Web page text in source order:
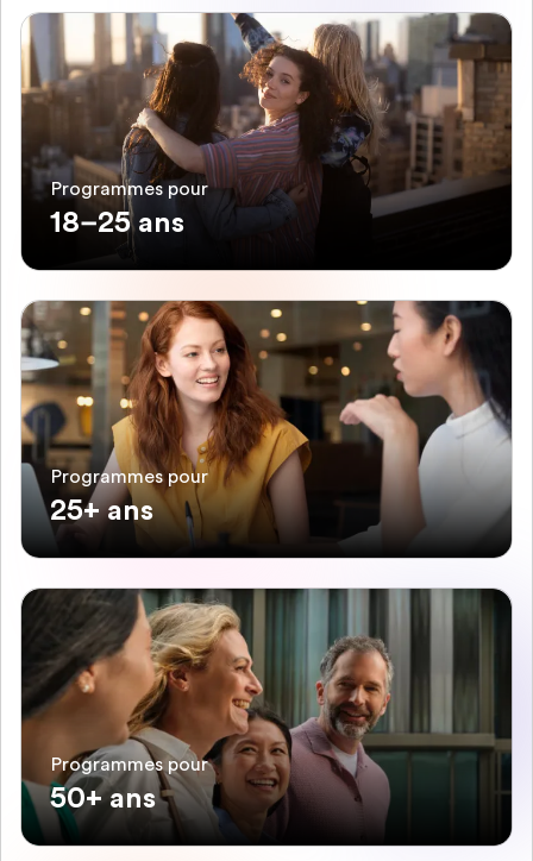
Programmes pour
18–25 ans
Programmes pour
25+ ans
Programmes pour
50+ ans